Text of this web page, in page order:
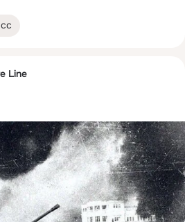
Line